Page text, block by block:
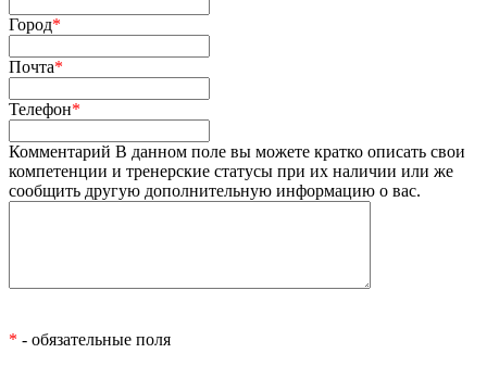
Город*
Почта*
Телефон*
Комментарий В данном поле вы можете кратко описать свои
компетенции и тренерские статусы при их наличии или же
сообщить другую дополнительную информацию о вас.
* - обязательные поля